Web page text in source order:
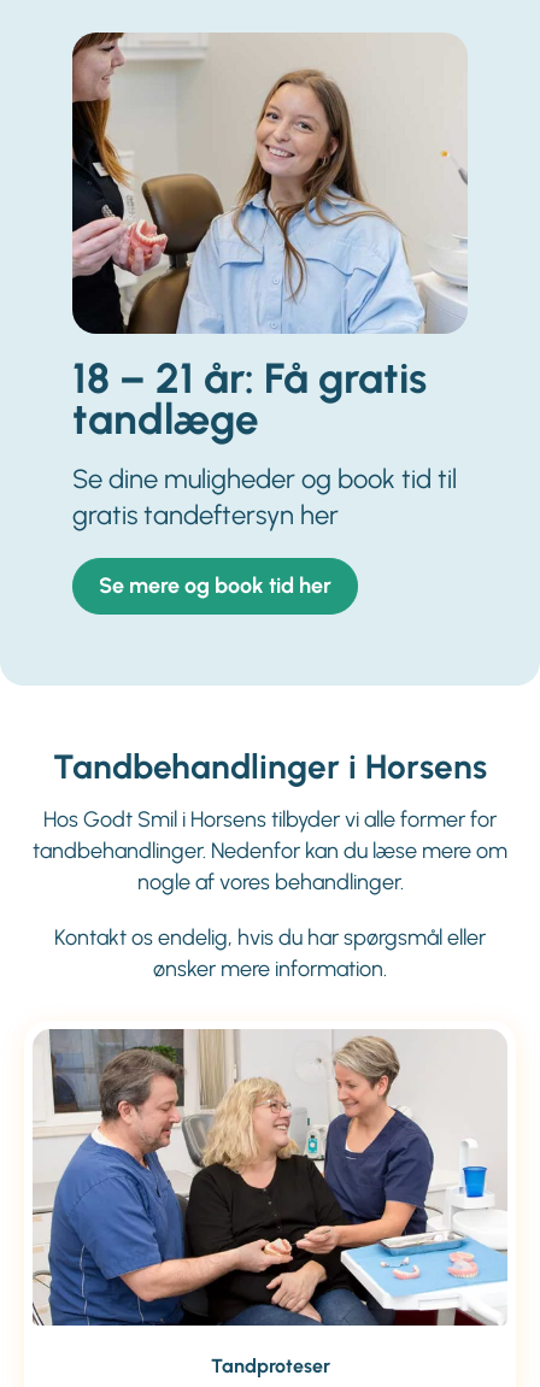
18 – 21 år: Få gratis
tandlæge
Se dine muligheder og book tid til
gratis tandeftersyn her
Se mere og book tid her
Tandbehandlinger i Horsens
Hos Godt Smil i Horsens tilbyder vi alle former for
tandbehandlinger. Nedenfor kan du læse mere om
nogle af vores behandlinger.
Kontakt os endelig, hvis du har spørgsmål eller
ønsker mere information.
Tandproteser